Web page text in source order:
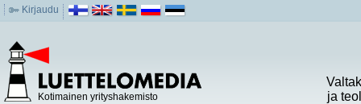
Kirjaudu
Kotimainen yrityshakemisto
ja